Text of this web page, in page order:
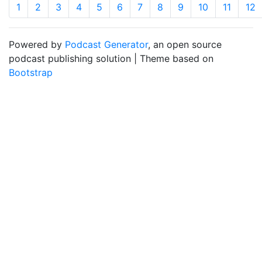
1 2 3 4 5 6 7 8 9 10 11 12
Powered by Podcast Generator, an open source
podcast publishing solution | Theme based on
Bootstrap